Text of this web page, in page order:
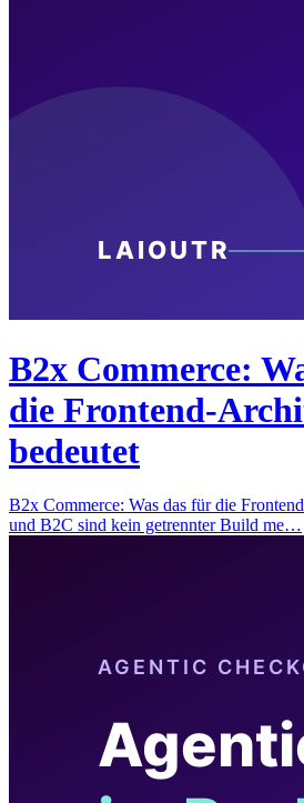
B2x Commerce:
die Frontend-
bedeutet
B2x Commerce: Was das für die
und B2C sind kein getrennter Build me…